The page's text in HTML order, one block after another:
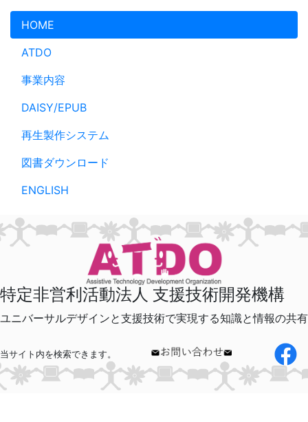
メインコンテンツへスキップ
HOME
ATDO
事業内容
DAISY/EPUB
再生製作システム
図書ダウンロード
ENGLISH
特定非営利活動法人 支援技術開発機構
ユニバーサルデザインと支援技術で実現する知識と情報の共有
当サイト内を検索できます。